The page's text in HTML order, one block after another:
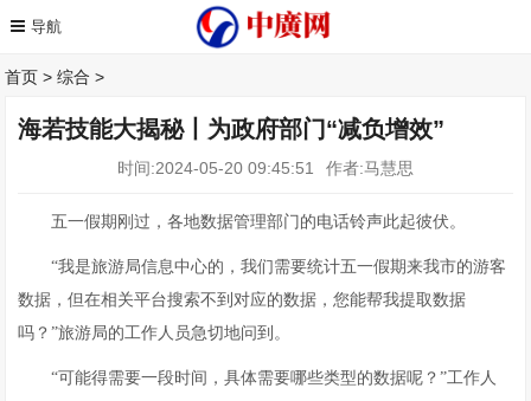
首页 >综合 >
海若技能大揭秘丨为政府部门“减负增效”
时间:2024-05-20 09:45:51 作者:马慧思
五一假期刚过，各地数据管理部门的电话铃声此起彼伏。
“我是旅游局信息中心的，我们需要统计五一假期来我市的游客
数据，但在相关平台搜索不到对应的数据，您能帮我提取数据
吗？”旅游局的工作人员急切地问到。
“可能得需要一段时间，具体需要哪些类型的数据呢？”工作人